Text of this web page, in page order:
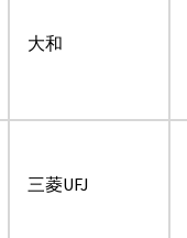
大和
三菱UFJ